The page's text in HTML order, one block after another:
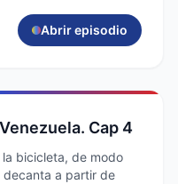
Abrir episodio
Cap 4
bicicleta, de modo
a partir de